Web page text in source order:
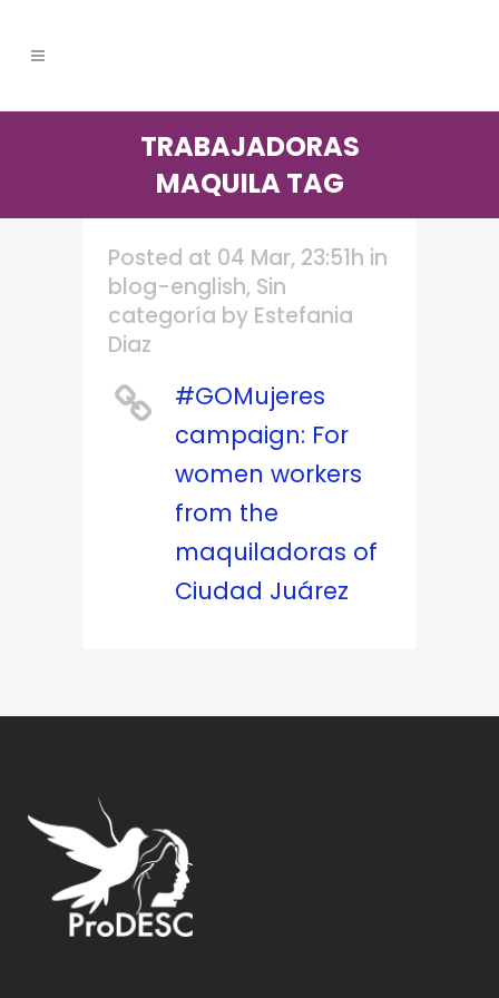
TRABAJADORAS
MAQUILA TAG
Posted at 04 Mar, 23:51h in
blog-english, Sin
categoría by Estefania
Diaz
#GOMujeres
campaign: For
women workers
from the
maquiladoras of
Ciudad Juárez